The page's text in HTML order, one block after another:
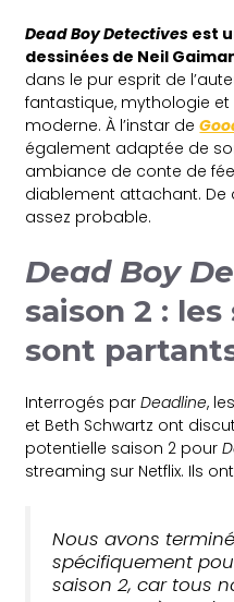
Dead Boy Detectives est
dessinées de Neil
dans le pur esprit de
fantastique, mythologie
moderne. À l’instar de
également adaptée de
ambiance de conte de
diablement attachant. De
assez probable.
Dead Boy
saison 2 :
sont
Interrogés parDeadline,
et Beth Schwartz ont
potentielle saison 2 pour
streaming sur Netflix. Ils
Nous avons
spécifiquement
saison 2, car tous